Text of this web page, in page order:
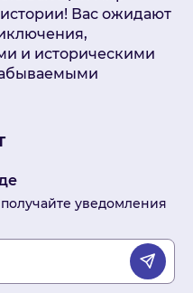
Вас ожидают
и историческими
уведомления